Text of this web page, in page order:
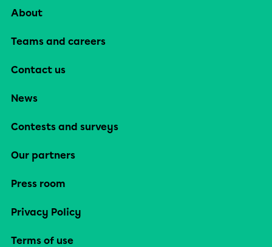
About
Teams and careers
Contact us
News
Contests and surveys
Our partners
Press room
Privacy Policy
Terms of use